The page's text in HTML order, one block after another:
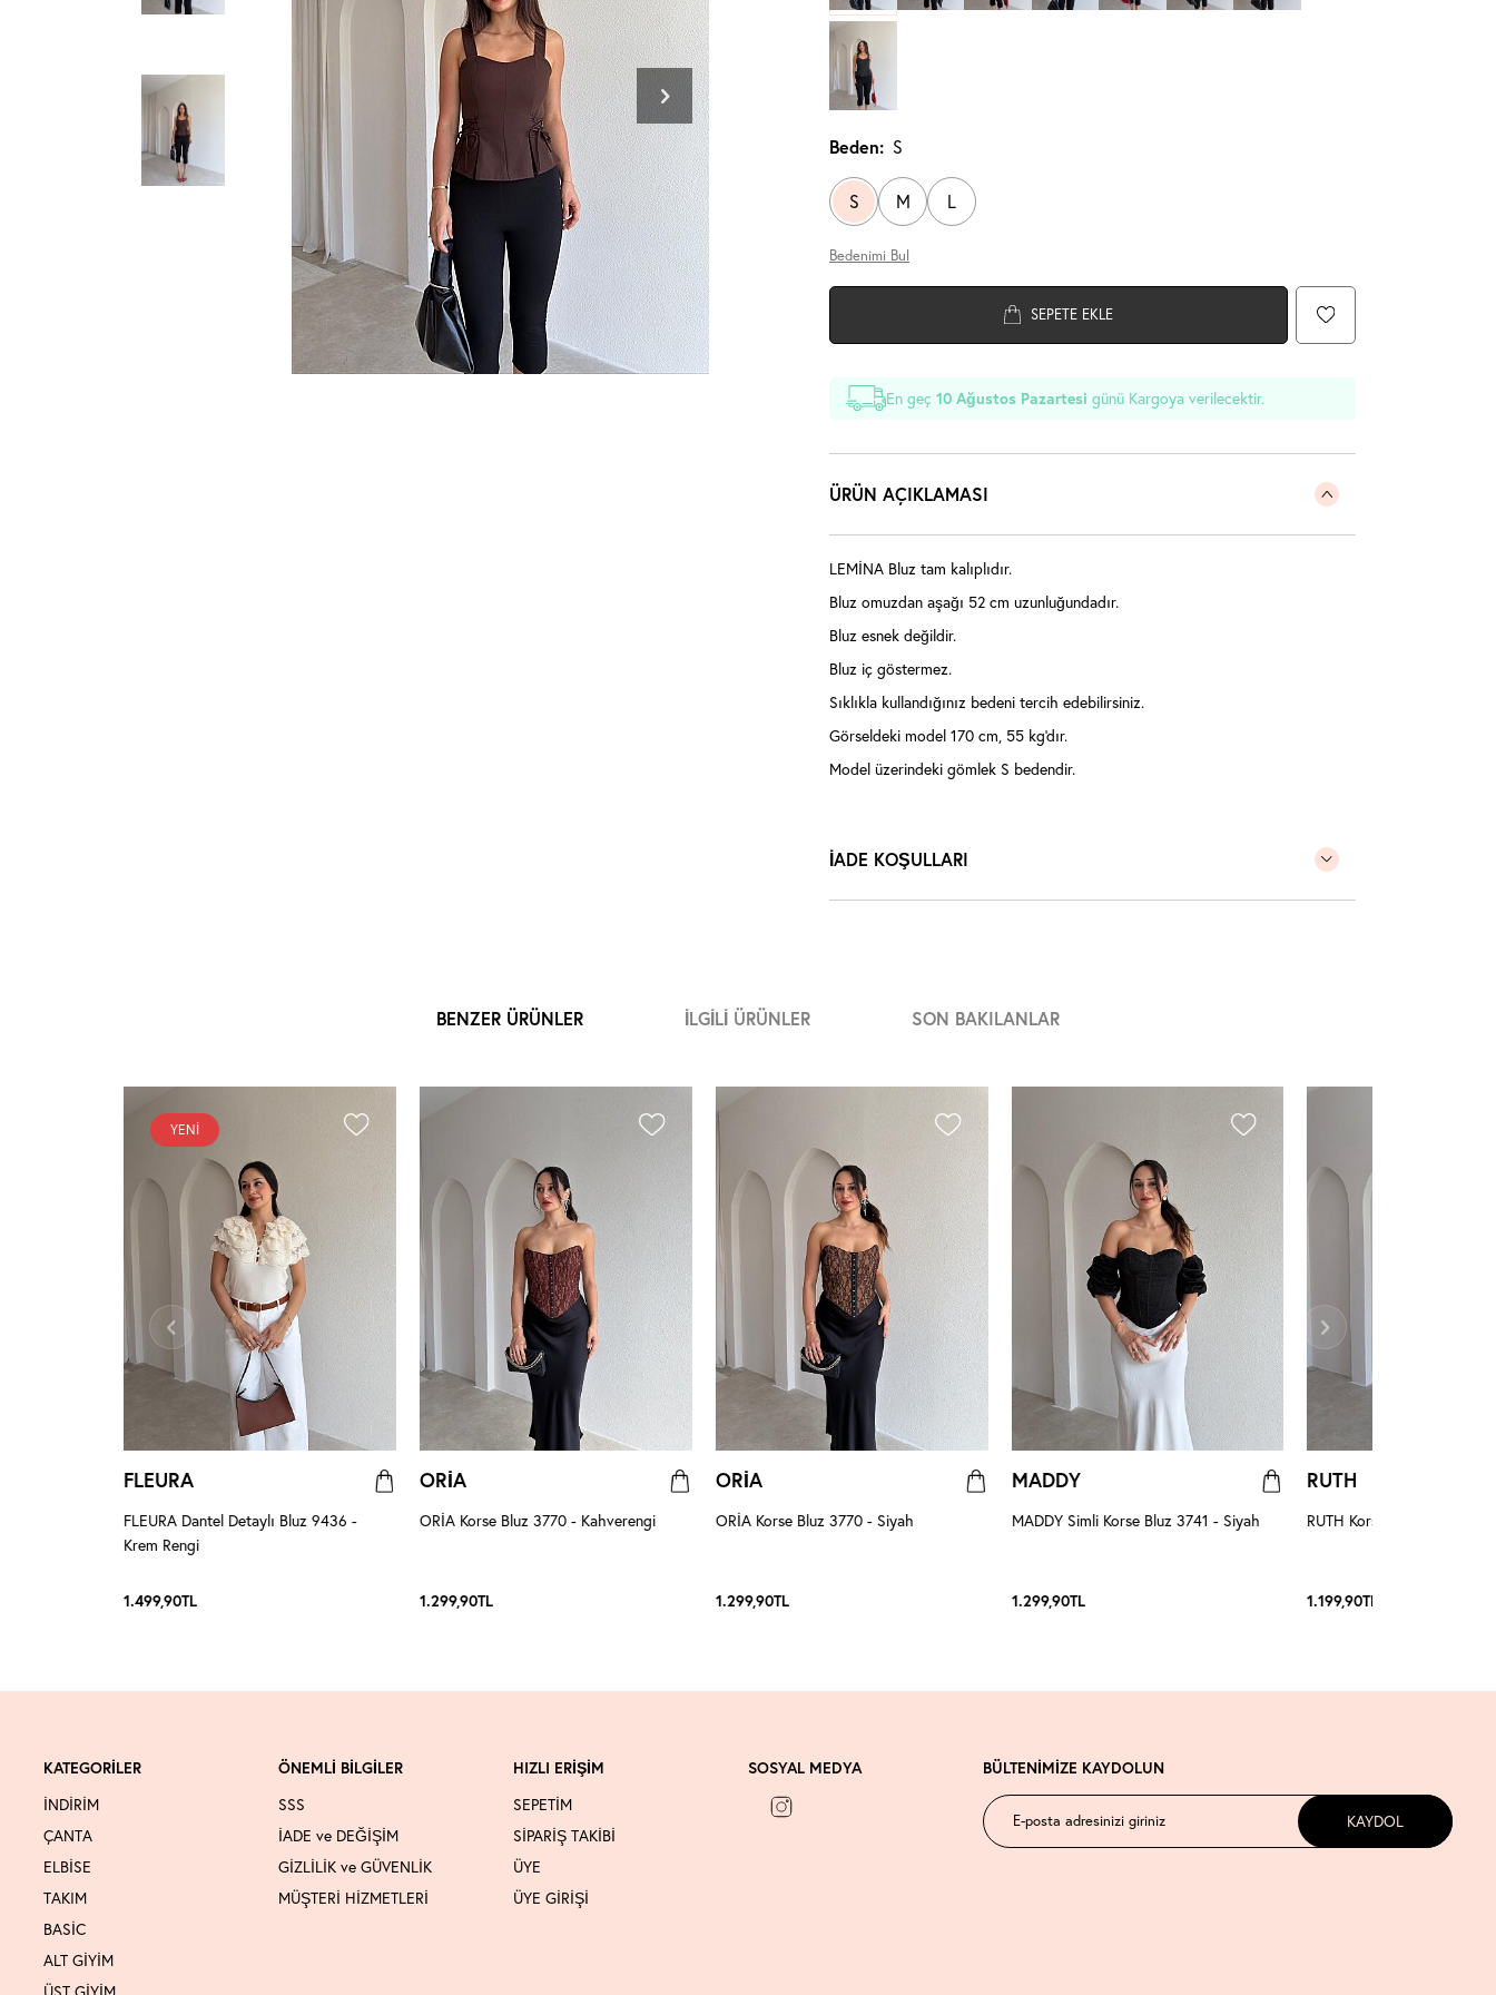
Beden: S
S M L
Bedenimi Bul
SEPETE EKLE
En geç10 Ağustos Pazartesi günü Kargoya verilecektir.
ÜRÜN AÇIKLAMASI
LEMİNA Bluz tam kalıplıdır.
Bluz omuzdan aşağı 52 cm uzunluğundadır.
Bluz esnek değildir.
Bluz iç göstermez.
Sıklıkla kullandığınız bedeni tercih edebilirsiniz.
Görseldeki model 170 cm, 55 kg'dır.
Model üzerindeki gömlek S bedendir.
İADE KOŞULLARI
BENZER ÜRÜNLER İLGILI ÜRÜNLER SON BAKILANLAR
YENI
FLEURA
FLEURA Dantel Detaylı Bluz 9436 -
Krem Rengi
1.499,90TL
ORİA
ORİA Korse Bluz 3770 - Kahverengi
1.299,90TL
ORİA
ORİA Korse Bluz 3770 - Siyah
1.299,90TL
MADDY
MADDY Simli Korse Bluz 3741 - Siyah
1.299,90TL
RUTH
RUTH Korseli Bluz 3008 -
1.199,90TL
KATEGORİLER
İNDİRİM
ÇANTA
ELBİSE
TAKIM
BASİC
ALT GİYİM
ÜST GİYİM
ÖNEMLİ BİLGİLER
SSS
İADE ve DEĞİŞİM
GİZLİLİK ve GÜVENLİK
MÜŞTERİ HİZMETLERİ
HIZLI ERİŞİM
SEPETİM
SİPARİŞ TAKİBİ
ÜYE
ÜYE GİRİŞİ
SOSYAL MEDYA BÜLTENİMİZE KAYDOLUN
KAYDOL